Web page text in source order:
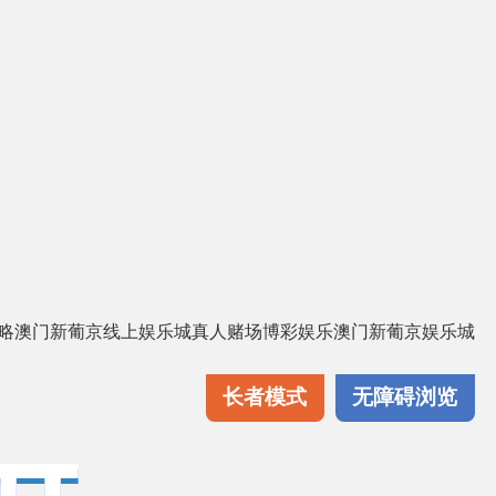
澳门新葡京线上娱乐城真人赌场博彩娱乐澳门新葡京娱乐城
长者模式 无障碍浏览